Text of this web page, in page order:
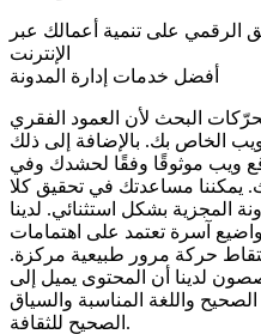
على تنمية أعمالك عبر
الإنترنت
أفضل خدمات إدارة المدونة
البحث لأن العمود الفقري
الخاص بك. بالإضافة إلى ذلك
ويب موثوقًا وفقًا لحشدك وفي
مساعدتك في تحقيق كلا
المجزية بشكل استثنائي. لدينا
آسرة تعتمد على اهتمامات
حركة مرور طبيعية مركزة.
لدينا أن المحتوى يميل إلى
واللغة المناسبة والسياق
الصحيح للثقافة.